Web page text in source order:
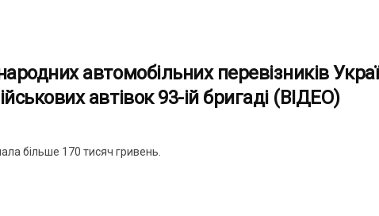
автомобільних перевізників
автівок 93-ій бригаді (ВІДЕО)
більше 170 тисяч гривень.